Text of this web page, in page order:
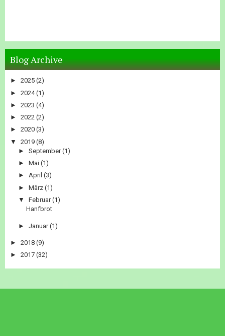
Blog Archive
► 2025 (2)
► 2024(1)
► 2023 (4)
► 2022 (2)
► 2020 (3)
▼
2019 (8)
► September(1)
► Mai (1)
► April (3)
► März (1)
▼
Februar(1)
Hanfbrot
► Januar(1)
► 2018 (9)
► 2017 (32)